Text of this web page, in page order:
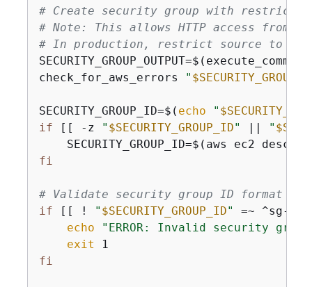
# Create security group with restricted
# Note: This allows HTTP access from
# In production, restrict source to
check_for_aws_errors
"
SECURITY_GROUP_ID=$( echo "
if [[ -z " $SECURITY_GROUP_ID" || "
SECURITY_GROUP_ID=$(aws ec2
fi
# Validate security group ID format
if [[ ! " $SECURITY_GROUP_ID"
=~ ^sg-
echo
"ERROR: Invalid security
exit
fi